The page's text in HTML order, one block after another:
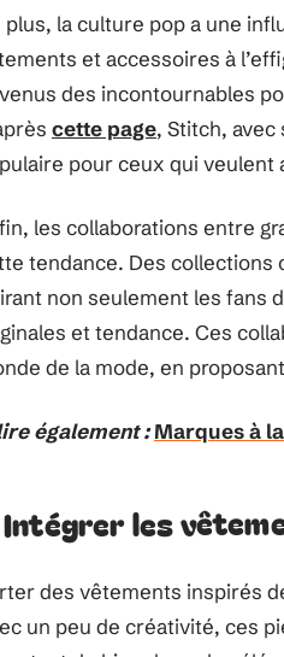
plus, la culture pop a une
et accessoires à
des incontournables
cette page, Stitch,
pour ceux qui
les collaborations entre
tendance. Des collections
non seulement les fans
et tendance. Ces
de la mode, en
également : Marques à
Intégrer les
des vêtements inspirés
un peu de créativité, ces